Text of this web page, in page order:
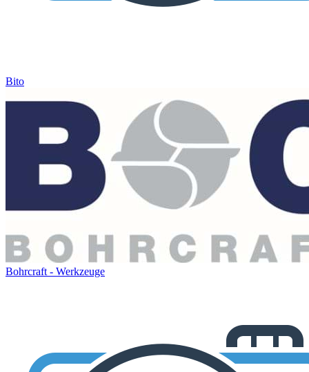
Bito
Bohrcraft - Werkzeuge